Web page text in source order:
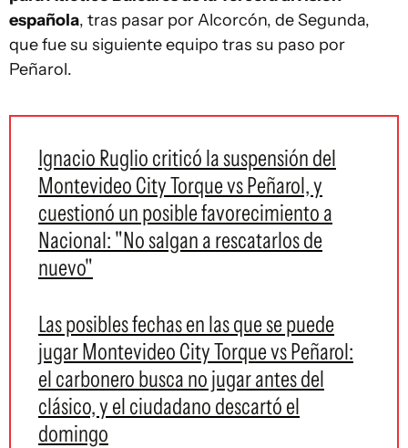
española, tras pasar por Alcorcón, de Segunda,
que fue su siguiente equipo tras su paso por
Peñarol.
Ignacio Ruglio criticó la suspensión del
Montevideo City Torque vs Peñarol, y
cuestionó un posible favorecimiento a
Nacional: "No salgan a rescatarlos de
nuevo"
Las posibles fechas en las que se puede
jugar Montevideo City Torque vs Peñarol:
el carbonero busca no jugar antes del
clásico, y el ciudadano descartó el
domingo